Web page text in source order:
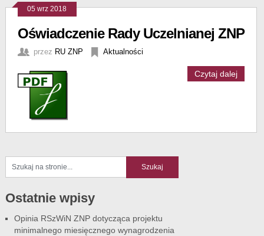
05 wrz 2018
Oświadczenie Rady Uczelnianej ZNP
przez RU ZNP Aktualności
Czytaj dalej
Ostatnie wpisy
Opinia RSzWiN ZNP dotycząca projektu
minimalnego miesięcznego wynagrodzenia